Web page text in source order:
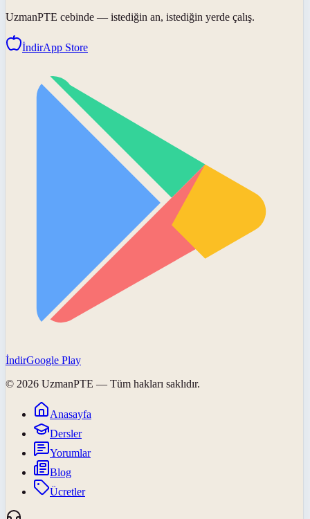
UzmanPTE cebinde — istediğin an, istediğin yerde çalış.
İndirApp Store
İndirGoogle Play
© 2026 UzmanPTE — Tüm hakları saklıdır.
Anasayfa
Dersler
Yorumlar
Blog
Ücretler